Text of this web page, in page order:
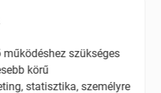
szükséges
körű
statisztika, személyre